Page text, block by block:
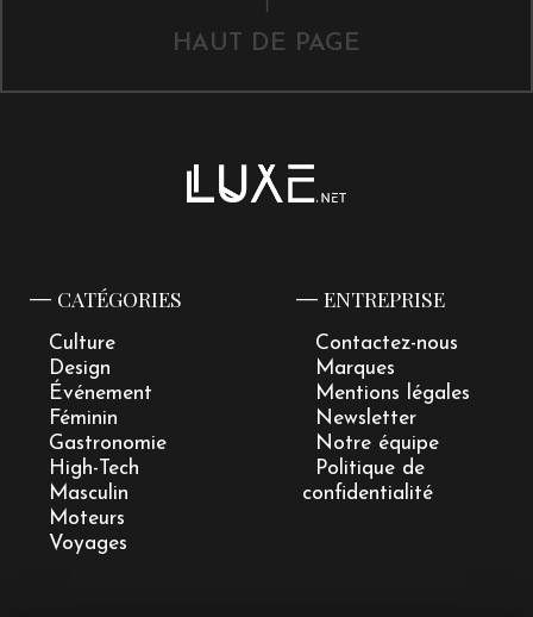
HAUT DE PAGE
CATÉGORIES
Culture
Design
Événement
Féminin
Gastronomie
High-Tech
Masculin
Moteurs
Voyages
ENTREPRISE
Contactez-nous
Marques
Mentions légales
Newsletter
Notre équipe
Politique de
confidentialité